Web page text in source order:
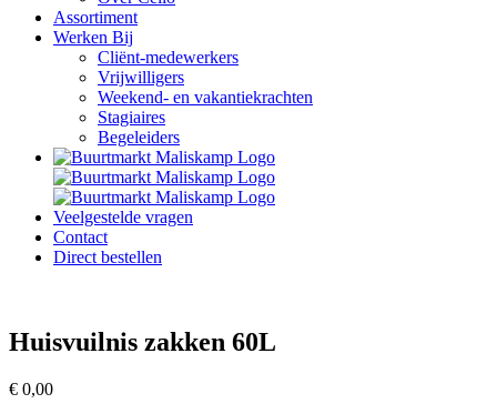
Assortiment
Werken Bij
Cliënt-medewerkers
Vrijwilligers
Weekend- en vakantiekrachten
Stagiaires
Begeleiders
Veelgestelde vragen
Contact
Direct bestellen
Huisvuilnis zakken 60L
€ 0,00